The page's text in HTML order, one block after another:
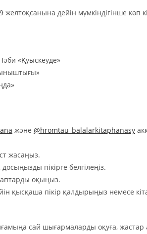
дейін мүмкіндігінше көп
«Қуыскеуде»
және @hromtau_balalarkitaphanasy
жасаңыз.
пікірге белгілеңіз.
оқыңыз.
қысқаша пікір қалдырыңыз немесе
сай шығармаларды оқуға,